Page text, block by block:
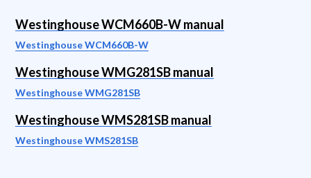
Westinghouse WCM660B-W manual
Westinghouse WCM660B-W
Westinghouse WMG281SB manual
Westinghouse WMG281SB
Westinghouse WMS281SB manual
Westinghouse WMS281SB